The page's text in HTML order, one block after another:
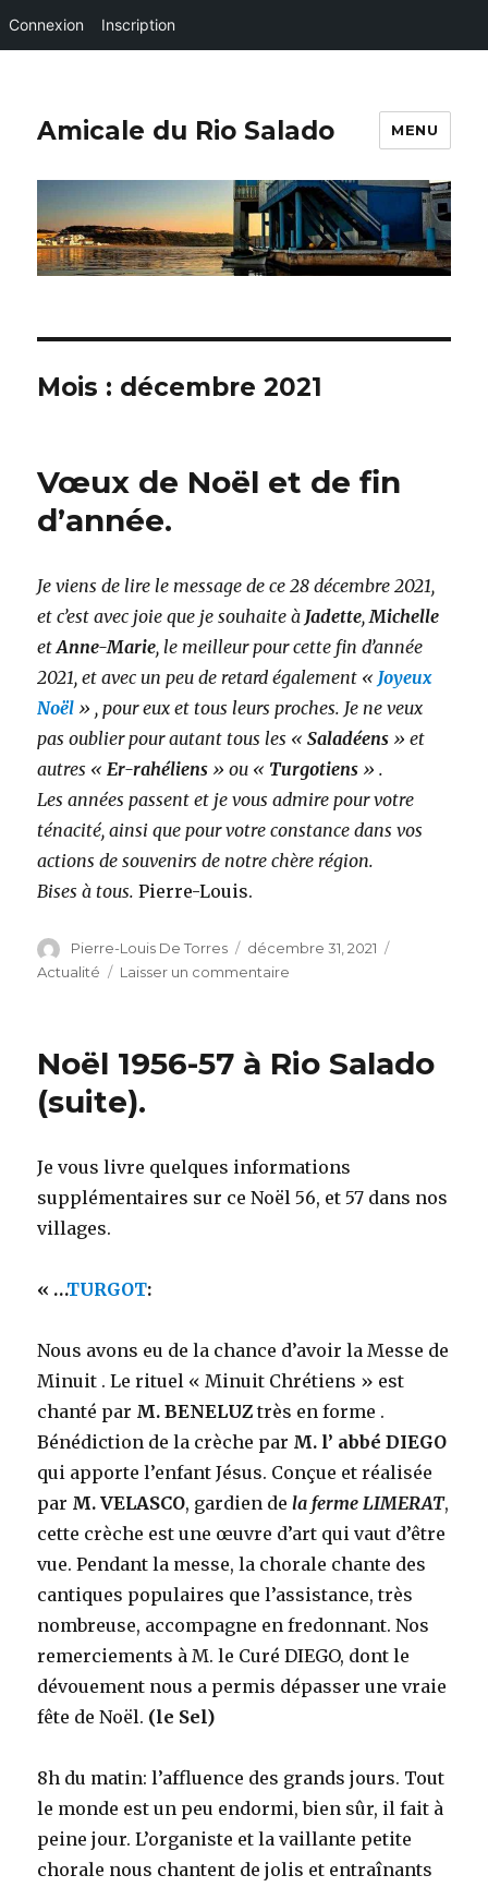
Connexion Inscription
Amicale du Rio Salado MENU
Mois : décembre 2021
Vœux de Noël et de fin
d’année.
Je viens de lire le message de ce 28 décembre 2021,
et c’est avec joie que je souhaite à Jadette,Michelle
etAnne-Marie, le meilleur pour cette fin d’année
2021, et avec un peu de retard également « Joyeux
Noël » , pour eux et tous leurs proches. Je ne veux
pas oublier pour autant tous les «Saladéens » et
autres «Er-rahéliens » ou « Turgotiens » .
Les années passent et je vous admire pour votre
ténacité, ainsi que pour votre constance dans vos
actions de souvenirs de notre chère région.
Bises à tous. Pierre-Louis.
Auteur
Pierre-Louis De Torres
Publié
le
décembre 31, 2021
Actualité
Laisser un commentaire
et
Noël 1956-57 à Rio Salado
(suite).
Je vous livre quelques informations
supplémentaires sur ce Noël 56, et 57 dans nos
villages.
« …TURGOT:
Nous avons eu de la chance d’avoir la Messe de
Minuit . Le rituel « Minuit Chrétiens » est
chanté par M. BENELUZ très en forme .
Bénédiction de la crèche par M. l’ abbé DIEGO
qui apporte l’enfant Jésus. Conçue et réalisée
par M. VELASCO, gardien dela ferme LIMERAT,
cette crèche est une œuvre d’art qui vaut d’être
vue. Pendant la messe, la chorale chante des
cantiques populaires que l’assistance, très
nombreuse, accompagne en fredonnant. Nos
remerciements à M. le Curé DIEGO, dont le
dévouement nous a permis dépasser une vraie
fête de Noël. (le Sel)
8h du matin: l’affluence des grands jours. Tout
le monde est un peu endormi, bien sûr, il fait à
peine jour. L’organiste et la vaillante petite
chorale nous chantent de jolis et entraînants